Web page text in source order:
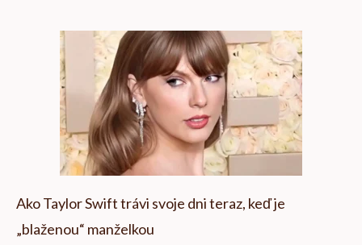
Ako Taylor Swift trávi svoje dni teraz, keď je
„blaženou“ manželkou